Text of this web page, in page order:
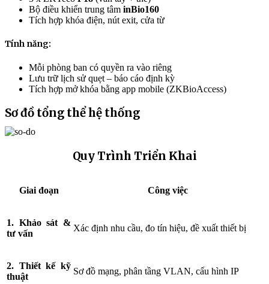
Bộ điều khiển trung tâm inBio160
Tích hợp khóa điện, nút exit, cửa từ
Tính năng:
Mỗi phòng ban có quyền ra vào riêng
Lưu trữ lịch sử quẹt – báo cáo định kỳ
Tích hợp mở khóa bằng app mobile (ZKBioAccess)
Sơ đồ tổng thể hệ thống
Quy Trình Triển Khai
Giai đoạn Công việc
1. Khảo sát &
tư vấn
Xác định nhu cầu, đo tín hiệu, đề xuất thiết bị
2. Thiết kế kỹ
thuật
Sơ đồ mạng, phân tầng VLAN, cấu hình IP